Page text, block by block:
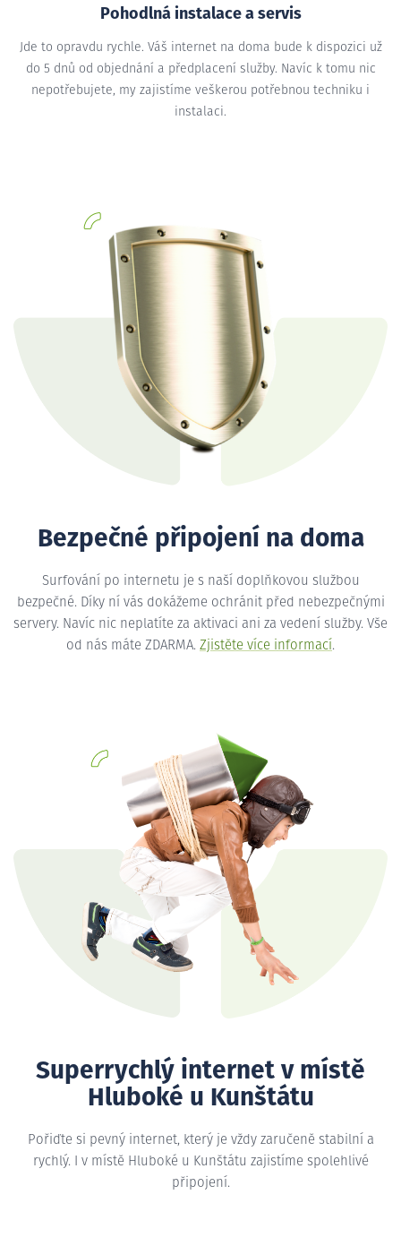
Pohodlná instalace a servis
Jde to opravdu rychle. Váš internet na doma bude k dispozici už
do 5 dnů od objednání a předplacení služby. Navíc k tomu nic
nepotřebujete, my zajistíme veškerou potřebnou techniku i
instalaci.
Bezpečné připojení na doma
Surfování po internetu je s naší doplňkovou službou
bezpečné. Díky ní vás dokážeme ochránit před nebezpečnými
servery. Navíc nic neplatíte za aktivaci ani za vedení služby. Vše
od nás máte ZDARMA. Zjistěte více informací.
Superrychlý internet v místě
Hluboké u Kunštátu
Pořiďte si pevný internet, který je vždy zaručeně stabilní a
rychlý. I v místě Hluboké u Kunštátu zajistíme spolehlivé
připojení.